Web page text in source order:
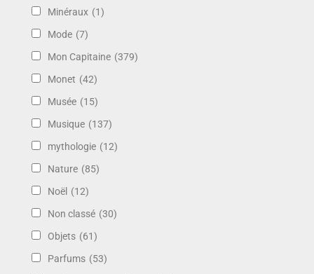
Minéraux (1)
Mode (7)
Mon Capitaine (379)
Monet (42)
Musée (15)
Musique (137)
mythologie (12)
Nature (85)
Noël (12)
Non classé (30)
Objets (61)
Parfums (53)